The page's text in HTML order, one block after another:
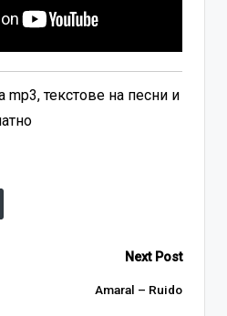
mp3, текстове на песни и
Next Post
Amaral – Ruido